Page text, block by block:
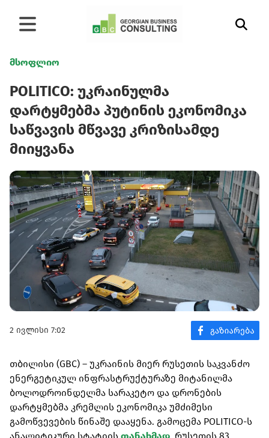
მსოფლიო
POLITICO: უკრაინულმა
დარტყმებმა პუტინის ეკონომიკა
საწვავის მწვავე კრიზისამდე
მიიყვანა
2 ივლისი 7:02
თბილისი (GBC) – უკრაინის მიერ რუსეთის საკვანძო
ენერგეტიკულ ინფრასტრუქტურაზე მიტანილმა
ბოლოდროინდელმა სარაკეტო და დრონების
დარტყმებმა კრემლის ეკონომიკა უმძიმესი
გამოწვევების წინაშე დააყენა. გამოცემა POLITICO-ს